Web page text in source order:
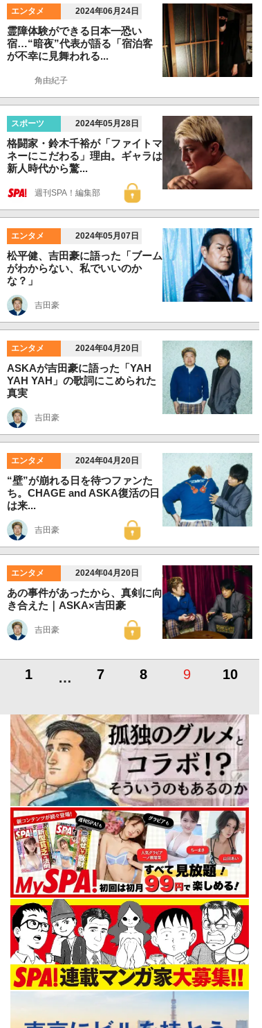
エンタメ 2024年06月24日
霊障体験ができる日本一恐い
宿…“暗夜”代表が語る「宿泊客
が不幸に見舞われる...
角由紀子
スポーツ 2024年05月28日
格闘家・鈴木千裕が「ファイトマ
ネーにこだわる」理由。ギャラは
新人時代から驚...
週刊SPA！編集部
エンタメ 2024年05月07日
松平健、吉田豪に語った「ブーム
がわからない、私でいいのか
な？」
吉田豪
エンタメ 2024年04月20日
ASKAが吉田豪に語った「YAH
YAH YAH」の歌詞にこめられた
真実
吉田豪
エンタメ 2024年04月20日
“壁”が崩れる日を待つファンた
ち。CHAGE and ASKA復活の日
は来...
吉田豪
エンタメ 2024年04月20日
あの事件があったから、真剣に向
き合えた｜ASKA×吉田豪
吉田豪
1 … 7 8 9 10